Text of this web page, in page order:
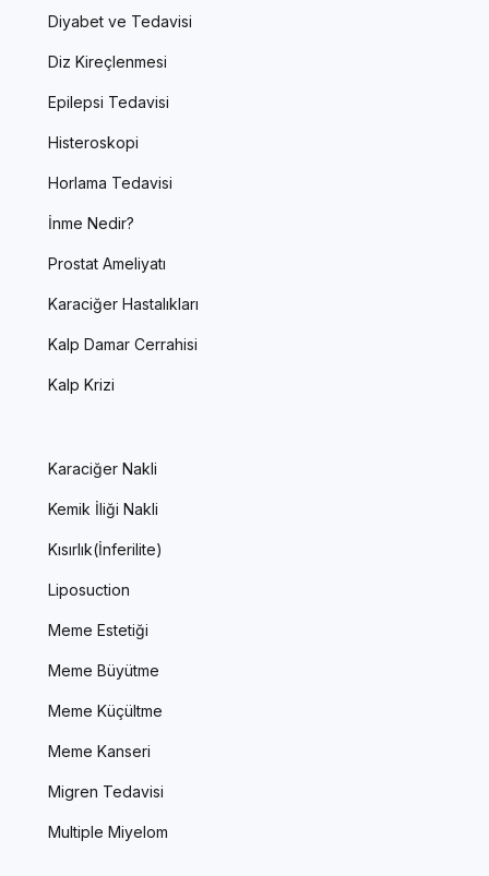
Diyabet ve Tedavisi
Diz Kireçlenmesi
Epilepsi Tedavisi
Histeroskopi
Horlama Tedavisi
İnme Nedir?
Prostat Ameliyatı
Karaciğer Hastalıkları
Kalp Damar Cerrahisi
Kalp Krizi
Karaciğer Nakli
Kemik İliği Nakli
Kısırlık(İnferilite)
Liposuction
Meme Estetiği
Meme Büyütme
Meme Küçültme
Meme Kanseri
Migren Tedavisi
Multiple Miyelom